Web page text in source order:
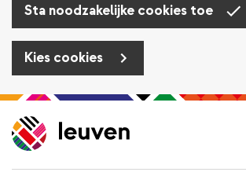
Sta noodzakelijke cookies toe
Kies cookies
Overslaan
en
naar